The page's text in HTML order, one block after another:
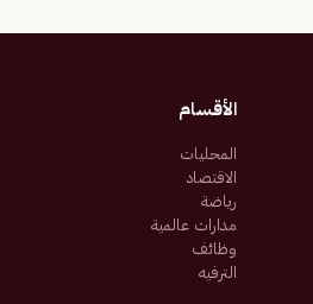
الأقسام
المحليات
الاقتصاد
رياضة
مدارات عالمية
وظائف
الترفيه